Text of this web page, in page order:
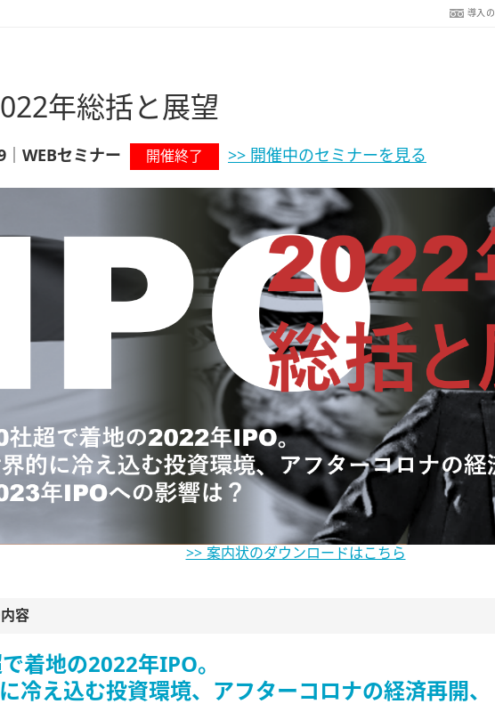
導入
年総括と展望
｜WEBセミナー 開催終了 >> 開催中のセミナーを見る
>> 案内状のダウンロードはこちら
容
着地の2022年IPO。
冷え込む投資環境、アフターコロナの経済再開、